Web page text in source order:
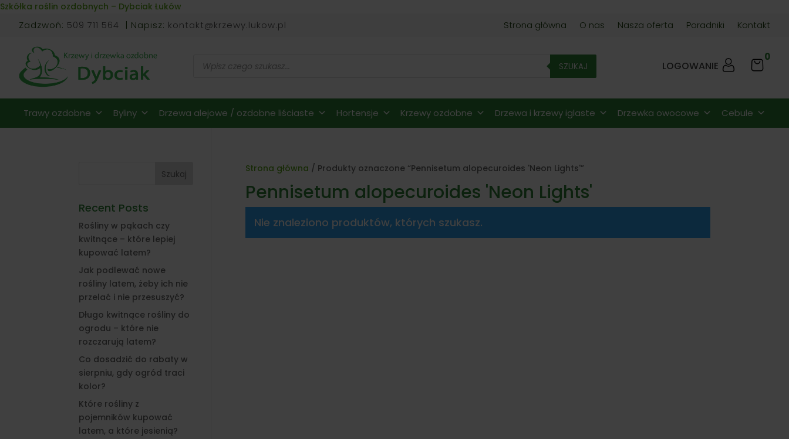
Skip to content
Szkółka roślin ozdobnych – Dybciak Łuków
Zadzwoń: 509 711 564 | Napisz: kontakt@krzewy.lukow.pl Strona główna O nas Nasza oferta Poradniki Kontakt
produktów SZUKAJ LOGOWANIE
0
Trawy ozdobne Byliny Drzewa alejowe / ozdobne liściaste Hortensje Krzewy ozdobne Drzewa i krzewy iglaste Drzewka owocowe Cebule
Strona główna / Produkty oznaczone “Pennisetum alopecuroides 'Neon Lights'”
Pennisetum alopecuroides 'Neon Lights'
Nie znaleziono produktów, których szukasz.
Szukaj
Recent Posts
Rośliny w pąkach czy
kwitnące – które lepiej
kupować latem?
Jak podlewać nowe
rośliny latem, żeby ich nie
przelać i nie przesuszyć?
Długo kwitnące rośliny do
ogrodu – które nie
rozczarują latem?
Co dosadzić do rabaty w
sierpniu, gdy ogród traci
kolor?
Które rośliny z
pojemników kupować
latem, a które jesienią?